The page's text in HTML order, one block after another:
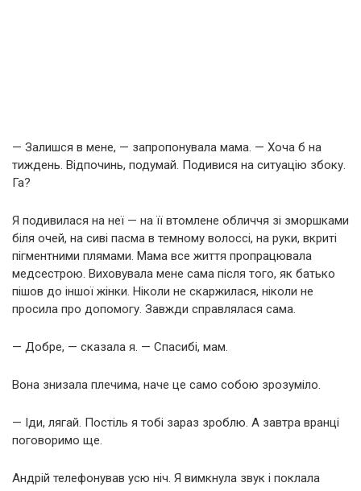
— Залишся в мене, — запропонувала мама. — Хоча б на
тиждень. Відпочинь, подумай. Подивися на ситуацію збоку.
Га?
Я подивилася на неї — на її втомлене обличчя зі зморшками
біля очей, на сиві пасма в темному волоссі, на руки, вкриті
пігментними плямами. Мама все життя пропрацювала
медсестрою. Виховувала мене сама після того, як батько
пішов до іншої жінки. Ніколи не скаржилася, ніколи не
просила про допомогу. Завжди справлялася сама.
— Добре, — сказала я. — Спасибі, мам.
Вона знизала плечима, наче це само собою зрозуміло.
— Іди, лягай. Постіль я тобі зараз зроблю. А завтра вранці
поговоримо ще.
Андрій телефонував усю ніч. Я вимкнула звук і поклала